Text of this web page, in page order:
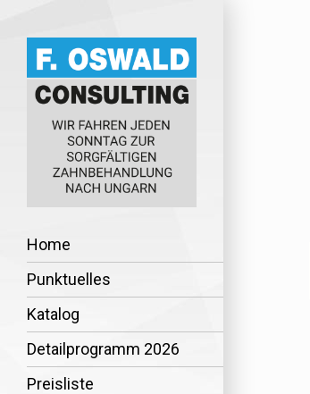
Home
Punktuelles
Katalog
Detailprogramm 2026
Preisliste